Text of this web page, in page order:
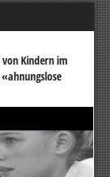
Kindern im